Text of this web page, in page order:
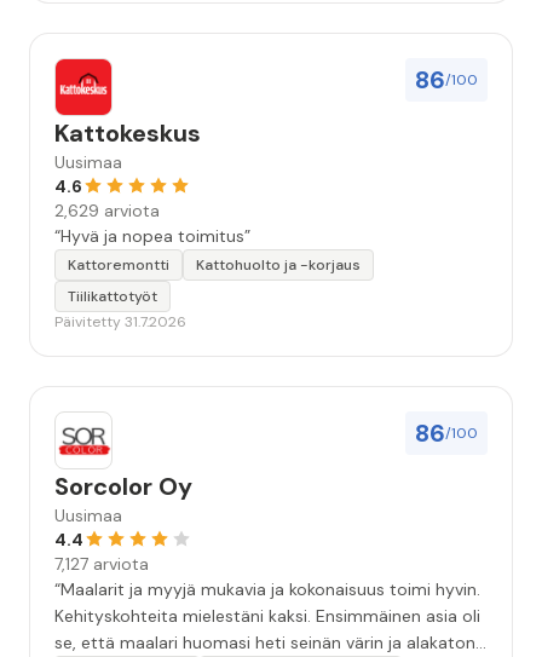
86/100
Kattokeskus
Uusimaa
4.6
2,629 arviota
“Hyvä ja nopea toimitus”
Kattoremontti
Kattohuolto ja -korjaus
Tiilikattotyöt
Päivitetty 31.7.2026
86/100
Sorcolor Oy
Uusimaa
4.4
7,127 arviota
“Maalarit ja myyjä mukavia ja kokonaisuus toimi hyvin.
Kehityskohteita mielestäni kaksi. Ensimmäinen asia oli
se, että maalari huomasi heti seinän värin ja alakaton